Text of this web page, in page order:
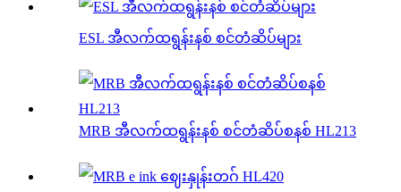
ESL အီလက်ထရွန်းနစ် စင်တံဆိပ်များ
MRB အီလက်ထရွန်းနစ် စင်တံဆိပ်စနစ် HL213